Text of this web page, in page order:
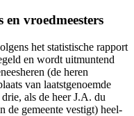
en vroedmeesters
het statistische rapport
en wordt uitmuntend
(de heren
van laatstgenoemde
als de heer J.A. du
de gemeente vestigt) heel-